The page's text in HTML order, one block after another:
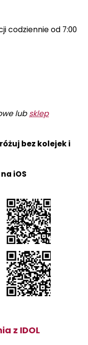
codziennie od 7:00
lubsklep
bez kolejek i
iOS
z IDOL